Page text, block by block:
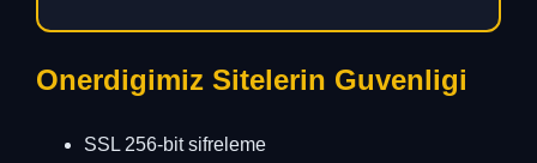
Onerdigimiz Sitelerin Guvenligi
SSL 256-bit sifreleme